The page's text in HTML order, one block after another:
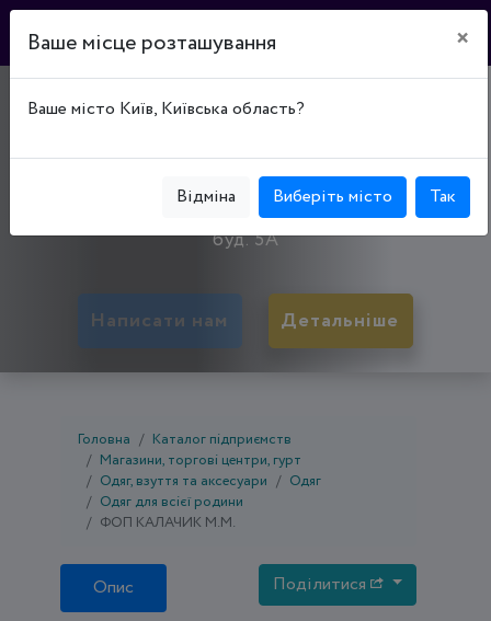
ТОРГОВИЙ ДІМ "7
50083, Дніпропетровська обл., Кривий Ріг,
Тернівський р-н, вул. Володимира Терещенка,
буд. 5А
Написати нам Детальніше
Головна
Каталог підприємств
Магазини, торгові центри, гурт
Одяг, взуття та аксесуари
Одяг
Одяг для всієї родини
ФОП КАЛАЧИК М.М.
Опис Поділитися
Ваше місце розташування ×
Ваше місто Київ, Київська область?
Відміна Виберіть місто Так